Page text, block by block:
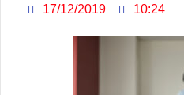
17/12/2019 10:24